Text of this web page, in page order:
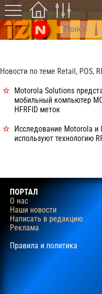
Новости по теме Retail, POS,
Motorola Solutions
мобильный компьютер
HFRFID меток
Исследование Motorola и
используют технологию
ПОРТАЛ
О нас
Наши новости
Написать в редакцию
Реклама
Правила и политика